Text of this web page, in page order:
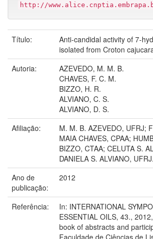
http://
Título:
Anti-candidal activity of 7-
isolated from Croton
Autoria:
AZEVEDO, M. M. B.
CHAVES, F. C. M.
BIZZO, H. R.
ALVIANO, C. S.
ALVIANO, D. S.
Afiliação:
M. M. B. AZEVEDO, UFRJ;
MAIA CHAVES, CPAA;
BIZZO, CTAA; CELUTA S.
DANIELA S. ALVIANO, UFRJ.
Ano de
publicação:
2012
Referência:
In: INTERNATIONAL
ESSENTIAL OILS, 43.,
book of abstracts and
Faculdade de Ciências de